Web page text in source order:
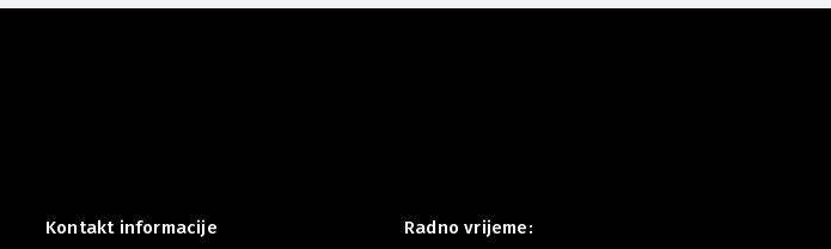
Kontakt informacije
Radno vrijeme: